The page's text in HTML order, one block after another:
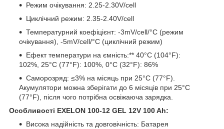
Режим очікування: 2.25-2.30V/cell
Циклічний режим: 2.35-2.40V/cell
Температурний коефіцієнт: -3mV/cell/°C (режим
очікування), -5mV/cell/°C (циклічний режим)
Ефект температури на ємність:** 40°C (104°F):
102%, 25°C (77°F): 100%, 0°C (32°F): 86%
Саморозряд: ≤3% на місяць при 25°C (77°F).
Акумулятори можна зберігати до 6 місяців при 25°C
(77°F), після чого потрібна освіжаюча зарядка.
Особливості EXELON 100-12 GEL 12V 100 Ah:
Висока надійність та довговічність: Батарея